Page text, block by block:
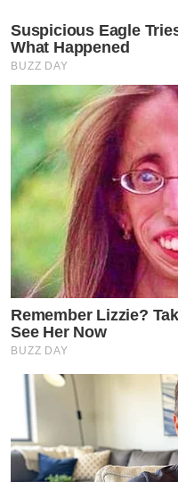
Suspicious Eagle
What Happened
BUZZ DAY
Remember Lizzie?
See Her Now
BUZZ DAY